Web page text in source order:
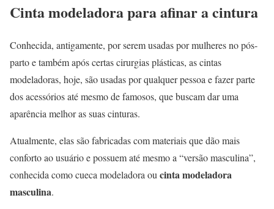
Cinta modeladora para afinar a cintura
Conhecida, antigamente, por serem usadas por mulheres no pós-
parto e também após certas cirurgias plásticas, as cintas
modeladoras, hoje, são usadas por qualquer pessoa e fazer parte
dos acessórios até mesmo de famosos, que buscam dar uma
aparência melhor as suas cinturas.
Atualmente, elas são fabricadas com materiais que dão mais
conforto ao usuário e possuem até mesmo a “versão masculina”,
conhecida como cueca modeladora oucinta modeladora
masculina.